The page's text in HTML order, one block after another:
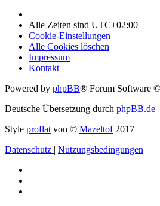
Alle Zeiten sind UTC+02:00
Cookie-Einstellungen
Alle Cookies löschen
Impressum
Kontakt
Powered by phpBB® Forum Software
Deutsche Übersetzung durch phpBB.de
Style proflat von © Mazeltof2017
Datenschutz | Nutzungsbedingungen